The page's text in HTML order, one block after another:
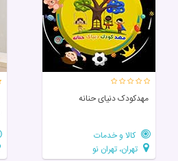
مهدکودک دنیای حنانه
کالا و خدمات
تهران، تهران نو